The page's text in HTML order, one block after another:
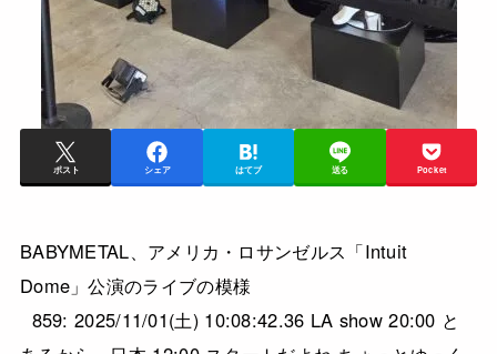
ポスト シェア はてブ 送る Pocket
BABYMETAL、アメリカ・ロサンゼルス「Intuit
Dome」公演のライブの模様
859: 2025/11/01(土) 10:08:42.36 LA show 20:00 と